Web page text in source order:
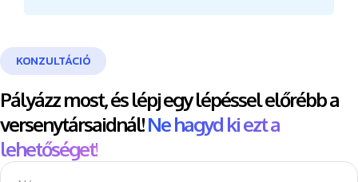
KONZULTÁCIÓ
Pályázz most, és lépj egy lépéssel előrébb a
versenytársaidnál!Ne hagyd ki ezt a
lehetőséget!